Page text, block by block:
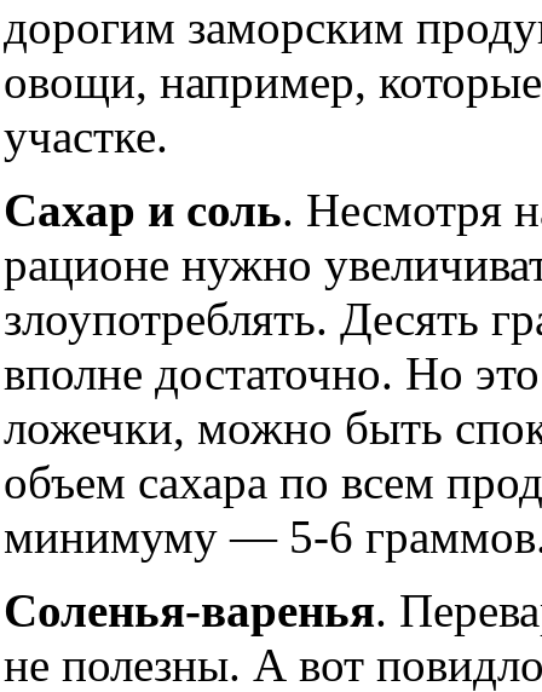
дорогим заморским
овощи, например,
участке.
Сахар и соль. Несмотря
рационе нужно
злоупотреблять. Десять
вполне достаточно. Но
ложечки, можно быть
объем сахара по всем
минимуму — 5-6
Соленья-варенья.
не полезны. А вот